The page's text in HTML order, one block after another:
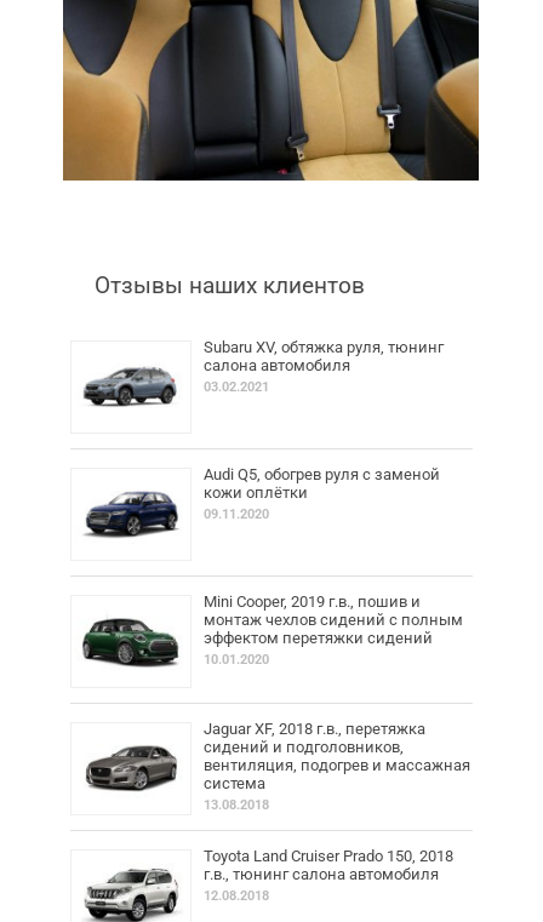
Отзывы наших клиентов
Subaru XV, обтяжка руля, тюнинг
салона автомобиля
03.02.2021
Audi Q5, обогрев руля с заменой
кожи оплётки
09.11.2020
Mini Cooper, 2019 г.в., пошив и
монтаж чехлов сидений с полным
эффектом перетяжки сидений
10.01.2020
Jaguar XF, 2018 г.в., перетяжка
сидений и подголовников,
вентиляция, подогрев и массажная
система
13.08.2018
Toyota Land Cruiser Prado 150, 2018
г.в., тюнинг салона автомобиля
12.08.2018